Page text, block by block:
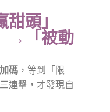
頭」
→「被動
碼 ，等到「限
連擊，才發現自